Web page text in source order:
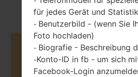
Buy accessories on
für jedes Gerät und
- Benutzerbild - (wenn Sie
Foto hochladen)
- Biografie - Beschreibung
-Konto-ID in fb - um sich
Facebook-Login